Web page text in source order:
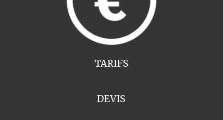
TARIFS
DEVIS